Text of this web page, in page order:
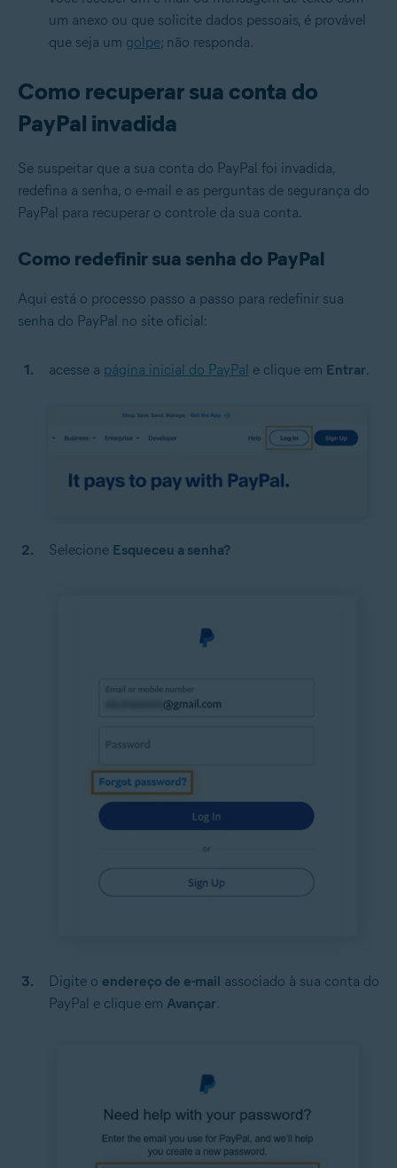
um anexo ou que solicite dados pessoais, é provável
que seja um golpe; não responda.
Como recuperar sua conta do
PayPal invadida
Se suspeitar que a sua conta do PayPal foi invadida,
redefina a senha, o e-mail e as perguntas de segurança do
PayPal para recuperar o controle da sua conta.
Como redefinir sua senha do PayPal
Aqui está o processo passo a passo para redefinir sua
senha do PayPal no site oficial:
acesse a página inicial do PayPal e clique em Entrar.
Selecione Esqueceu a senha?
Digite o endereço de e-mail associado à sua conta do
PayPal e clique em Avançar.